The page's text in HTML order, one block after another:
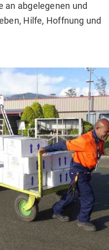
an abgelegenen und
Hilfe, Hoffnung und